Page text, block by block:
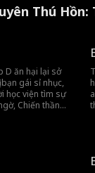
Thú
D ăn hại lại sở
bạn gái sỉ nhục,
học viện tìm sự
Chiến thần